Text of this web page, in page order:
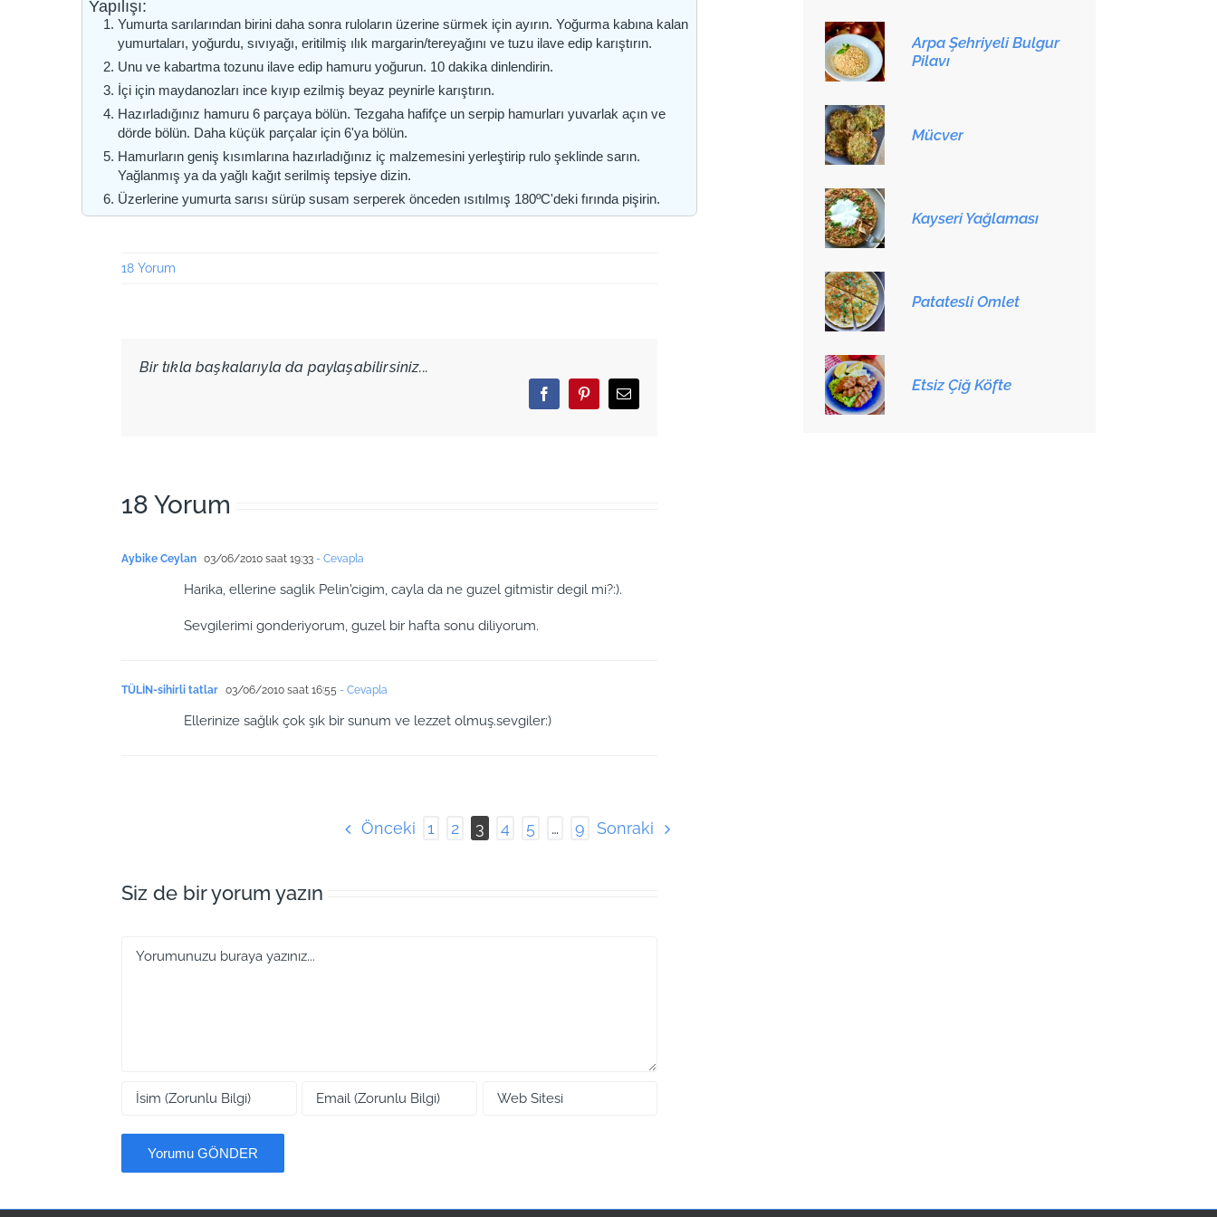
Yapılışı:
Yumurta sarılarından birini daha sonra ruloların üzerine sürmek için ayırın. Yoğurma kabına kalan
yumurtaları, yoğurdu, sıvıyağı, eritilmiş ılık margarin/tereyağını ve tuzu ilave edip karıştırın.
Unu ve kabartma tozunu ilave edip hamuru yoğurun. 10 dakika dinlendirin.
İçi için maydanozları ince kıyıp ezilmiş beyaz peynirle karıştırın.
Hazırladığınız hamuru 6 parçaya bölün. Tezgaha hafifçe un serpip hamurları yuvarlak açın ve
dörde bölün. Daha küçük parçalar için 6'ya bölün.
Hamurların geniş kısımlarına hazırladığınız iç malzemesini yerleştirip rulo şeklinde sarın.
Yağlanmış ya da yağlı kağıt serilmiş tepsiye dizin.
Üzerlerine yumurta sarısı sürüp susam serperek önceden ısıtılmış 180ºC'deki fırında pişirin.
18 Yorum
Bir tıkla başkalarıyla da paylaşabilirsiniz...
FacebookPinterestEmail
18 Yorum
Aybike Ceylan 03/06/2010 saat 19:33 - Cevapla
Harika, ellerine saglik Pelin'cigim, cayla da ne guzel gitmistir degil mi?:).
Sevgilerimi gonderiyorum, guzel bir hafta sonu diliyorum.
TÜLİN-sihirli tatlar 03/06/2010 saat 16:55 - Cevapla
Ellerinize sağlık çok şık bir sunum ve lezzet olmuş.sevgiler:)
Önceki 1 2 3 4 5 … 9 Sonraki
Siz de bir yorum yazın
Arpa Şehriyeli Bulgur
Pilavı
Mücver
Kayseri Yağlaması
Patatesli Omlet
Etsiz Çiğ Köfte